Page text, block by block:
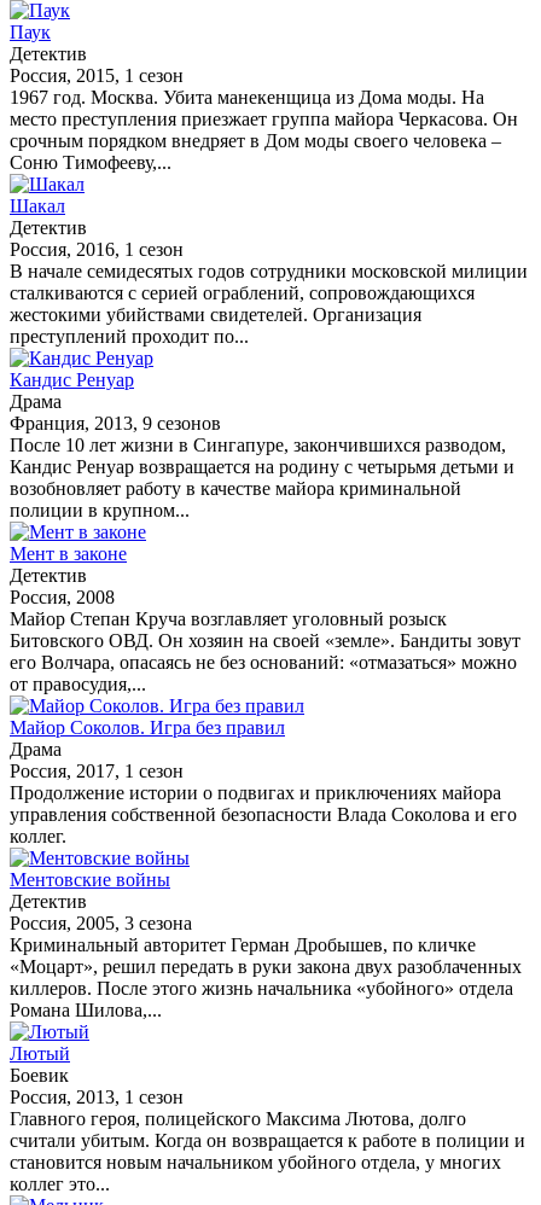
Паук
Детектив
Россия, 2015, 1 сезон
1967 год. Москва. Убита манекенщица из Дома моды. На
место преступления приезжает группа майора Черкасова. Он
срочным порядком внедряет в Дом моды своего человека –
Соню Тимофееву,...
Шакал
Детектив
Россия, 2016, 1 сезон
В начале семидесятых годов сотрудники московской милиции
сталкиваются с серией ограблений, сопровождающихся
жестокими убийствами свидетелей. Организация
преступлений проходит по...
Кандис Ренуар
Драма
Франция, 2013, 9 сезонов
После 10 лет жизни в Сингапуре, закончившихся разводом,
Кандис Ренуар возвращается на родину с четырьмя детьми и
возобновляет работу в качестве майора криминальной
полиции в крупном...
Мент в законе
Детектив
Россия, 2008
Майор Степан Круча возглавляет уголовный розыск
Битовского ОВД. Он хозяин на своей «земле». Бандиты зовут
его Волчара, опасаясь не без оснований: «отмазаться» можно
от правосудия,...
Майор Соколов. Игра без правил
Драма
Россия, 2017, 1 сезон
Продолжение истории о подвигах и приключениях майора
управления собственной безопасности Влада Соколова и его
коллег.
Ментовские войны
Детектив
Россия, 2005, 3 сезона
Криминальный авторитет Герман Дробышев, по кличке
«Моцарт», решил передать в руки закона двух разоблаченных
киллеров. После этого жизнь начальника «убойного» отдела
Романа Шилова,...
Лютый
Боевик
Россия, 2013, 1 сезон
Главного героя, полицейского Максима Лютова, долго
считали убитым. Когда он возвращается к работе в полиции и
становится новым начальником убойного отдела, у многих
коллег это...